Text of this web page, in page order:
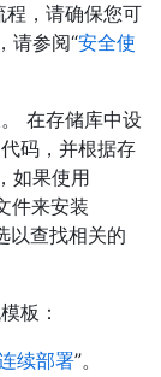
程，请确保您可
请参阅“安全使
在存储库中设
码，并根据存
如果使用
件来安装
以查找相关的
板：
续部署”。